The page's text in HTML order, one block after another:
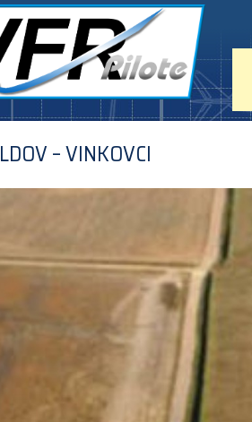
LDOV – VINKOVCI